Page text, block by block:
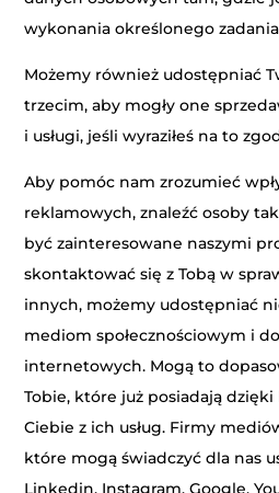
wykonania określonego
Możemy również udostępniać
trzecim, aby mogły one
i usługi, jeśli wyraziłeś na to
Aby pomóc nam zrozumieć
reklamowych, znaleźć osoby
być zainteresowane naszymi
skontaktować się z Tobą w
innych, możemy udostępniać
mediom społecznościowym i
internetowych. Mogą to
Tobie, które już posiadają
Ciebie z ich usług. Firmy
które mogą świadczyć dla nas
Linkedin, Instagram, Google,